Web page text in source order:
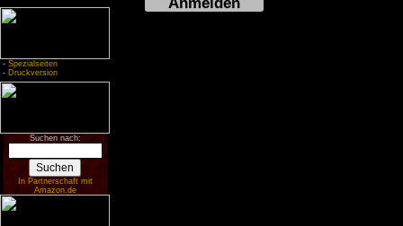
- Spezialseiten
- Druckversion
Suchen nach:
In Partnerschaft mit
Amazon.de